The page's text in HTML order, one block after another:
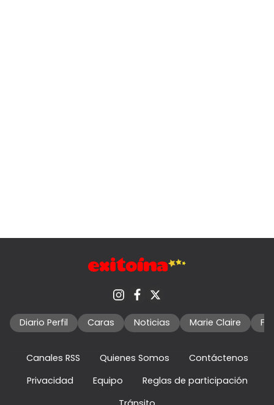
Diario Perfil Caras Noticias Marie Claire
Canales RSS Quienes Somos
Contáctenos
Privacidad
Equipo
Reglas de participación